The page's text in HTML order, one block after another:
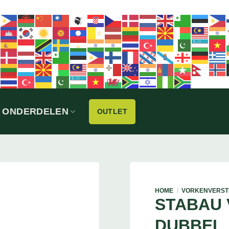
ONDERDELEN OUTLET
HOME /
STABAU
DUBBEL